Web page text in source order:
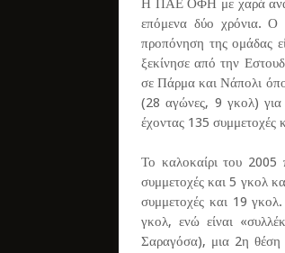
Η ΠΑΕ ΟΦΗ με χαρά
επόμενα δύο χρόνια. Ο
προπόνηση της ομάδας
ξεκίνησε από την
σε Πάρμα και Νάπολι
(28 αγώνες, 9 γκολ) για
έχοντας 135 συμμετοχές
Το καλοκαίρι του 2005
συμμετοχές και 5 γκολ
συμμετοχές και 19
γκολ, ενώ είναι
Σαραγόσα), μια 2η